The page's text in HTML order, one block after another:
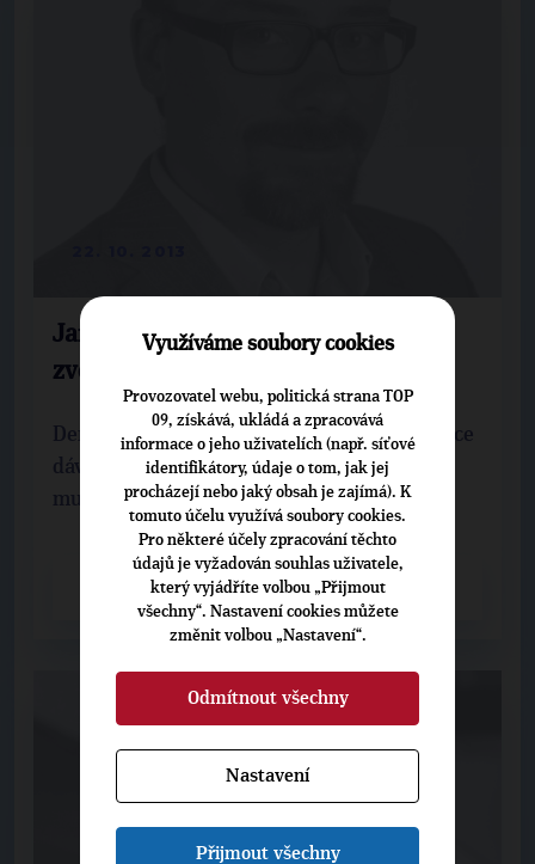
Jan Štangl - Pohled na úkol nově
zvoleného poslance
Demokracie, za kterou jsme bojovali, nám sice
dává široké možnosti, ale za jejich realizaci
musíme převzít i odpovědnost.
CELÝ ČLÁNEK
Využíváme soubory cookies
Provozovatel webu, politická strana TOP
09, získává, ukládá a zpracovává
informace o jeho uživatelích (např. síťové
identifikátory, údaje o tom, jak jej
procházejí nebo jaký obsah je zajímá). K
tomuto účelu využívá soubory cookies.
Pro některé účely zpracování těchto
údajů je vyžadován souhlas uživatele,
který vyjádříte volbou „Přijmout
všechny“. Nastavení cookies můžete
změnit volbou „Nastavení“.
Odmítnout všechny
Nastavení
Přijmout všechny